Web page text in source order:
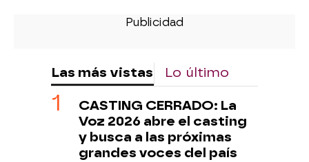
Las más vistas Lo último
CASTING CERRADO: La
Voz 2026 abre el casting
y busca a las próximas
grandes voces del país